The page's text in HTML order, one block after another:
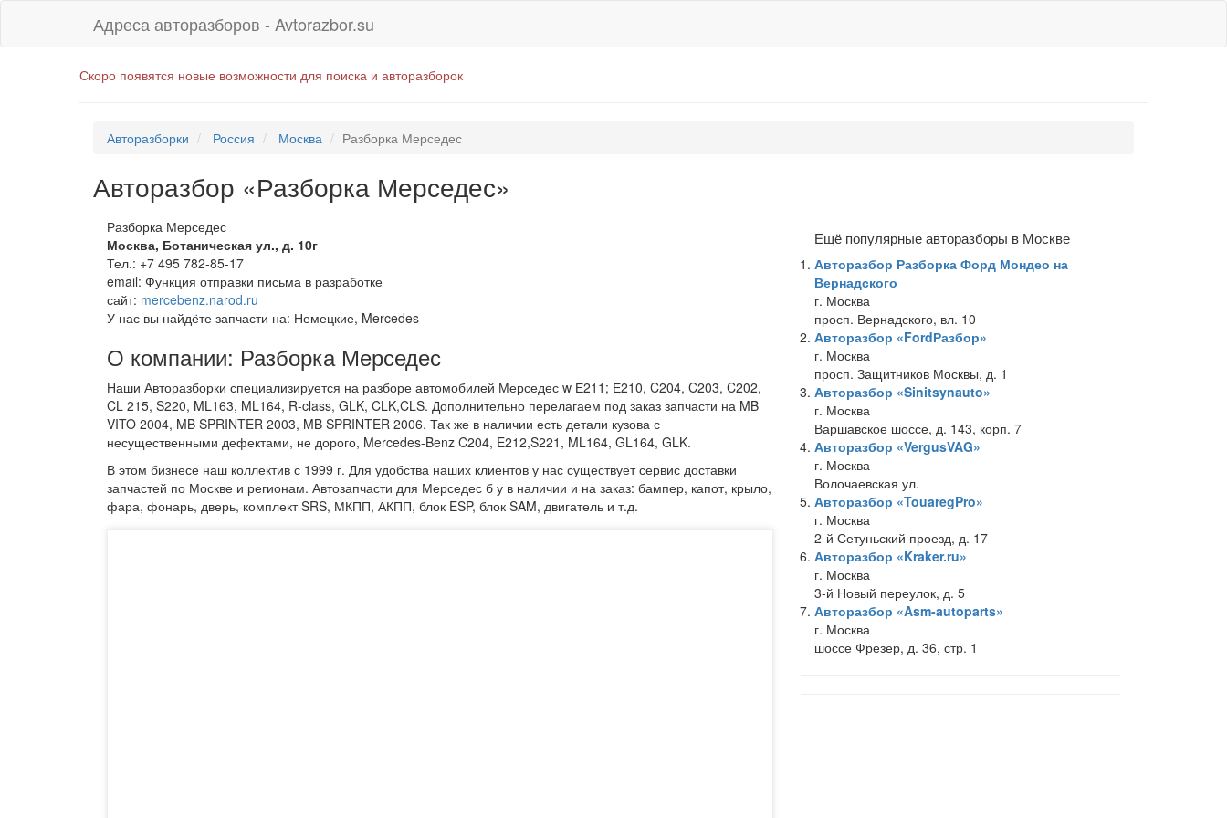
Адреса авторазборов - Avtorazbor.su
Скоро появятся новые возможности для поиска и авторазборок
Авторазборки Россия Москва Разборка Мерседес
Авторазбор «Разборка Мерседес»
Разборка Мерседес
Москва, Ботаническая ул., д. 10г
Тел.: +7 495 782-85-17
email: Функция отправки письма в разработке
сайт: mercebenz.narod.ru
У нас вы найдёте запчасти на: Немецкие, Mercedes
О компании: Разборка Мерседес
Наши Авторазборки специализируется на разборе автомобилей Мерседес w Е211; Е210, C204, C203, C202,
CL 215, S220, ML163, ML164, R-class, GLK, CLK,CLS. Дополнительно перелагаем под заказ запчасти на MB
VITO 2004, MB SPRINTER 2003, MB SPRINTER 2006. Так же в наличии есть детали кузова с
несущественными дефектами, не дорого, Mercedes-Benz C204, E212,S221, ML164, GL164, GLK.
В этом бизнесе наш коллектив с 1999 г. Для удобства наших клиентов у нас существует сервис доставки
запчастей по Москве и регионам. Автозапчасти для Мерседес б у в наличии и на заказ: бампер, капот, крыло,
фара, фонарь, дверь, комплект SRS, МКПП, АКПП, блок ESP, блок SAM, двигатель и т.д.
Ещё популярные авторазборы в Москве
Авторазбор Разборка Форд Мондео на
Вернадского
г. Москва
просп. Вернадского, вл. 10
Авторазбор «FordРазбор»
г. Москва
просп. Защитников Москвы, д. 1
Авторазбор «Sinitsynauto»
г. Москва
Варшавское шоссе, д. 143, корп. 7
Авторазбор «VergusVAG»
г. Москва
Волочаевская ул.
Авторазбор «TouaregPro»
г. Москва
2-й Сетуньский проезд, д. 17
Авторазбор «Kraker.ru»
г. Москва
3-й Новый переулок, д. 5
Авторазбор «Asm-autoparts»
г. Москва
шоссе Фрезер, д. 36, стр. 1